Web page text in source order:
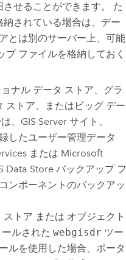
せることができます。 た
されている場合は、デー
とは別のサーバー上、可能
ファイルを格納しておく
ナル データ ストア、グラ
ストア、またはビッグ デー
、 GIS Serverサイト、
したユーザー管理データ
または Microsoft
Data Storeバックアップ フ
ンポーネントのバックアッ
トア または オブジェクト
ルされた webgisdr ツー
ルを使用した場合、ポータ